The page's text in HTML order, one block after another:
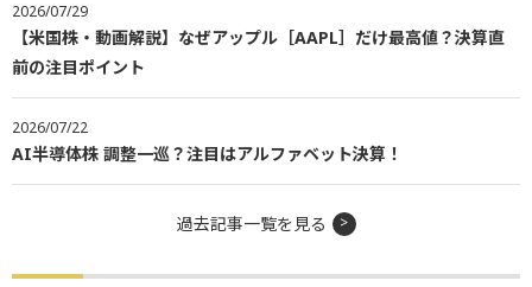
2026/07/29
【米国株・動画解説】なぜアップル［AAPL］だけ最高値？決算直
前の注目ポイント
2026/07/22
AI半導体株 調整一巡？注目はアルファベット決算！
過去記事一覧を見る